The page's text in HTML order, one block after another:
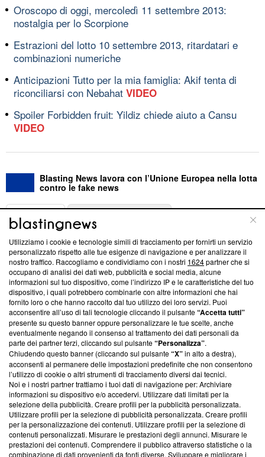
Oroscopo di oggi, mercoledì 11 settembre 2013:
nostalgia per lo Scorpione
Estrazioni del lotto 10 settembre 2013, ritardatari e
combinazioni numeriche
Anticipazioni Tutto per la mia famiglia: Akif tenta di
riconciliarsi con Nebahat VIDEO
Spoiler Forbidden fruit: Yildiz chiede aiuto a Cansu
VIDEO
Blasting News lavora con l’Unione Europea nella lotta
contro le fake news
ABOUT
Questa sezione offre informazioni trasparenti su Blasting
News, sui nostri processi editoriali e su come ci impegniamo a
creare news di qualità. Inoltre, afferma la nostra aderenza a
‘Trust Project - News with Integrity’Blasting News non è
ancora membro del programma, ma ha richiesto di farne
parte; Trust Project non ha ancora effettuato una verifica di
conformità agli standard.
Su di noi
Team editoriale
Corporate
Redazione
Informativa Privacy
Cookie Policy
Utilizziamo i cookie e tecnologie simili di tracciamento per fornirti un servizio
personalizzato rispetto alle tue esigenze di navigazione e per analizzare il
nostro traffico. Raccogliamo e condividiamo con i nostri 1624partner che si
occupano di analisi dei dati web, pubblicità e social media, alcune
informazioni sul tuo dispositivo, come l’indirizzo IP e le caratteristiche del tuo
dispositivo, i quali potrebbero combinarle con altre informazioni che hai
fornito loro o che hanno raccolto dal tuo utilizzo dei loro servizi. Puoi
acconsentire all’uso di tali tecnologie cliccando il pulsante“Accetta tutti”
presente su questo banner oppure personalizzare le tue scelte, anche
eventualmente negando il consenso al trattamento dei dati personali da
parte dei partner terzi, cliccando sul pulsante“Personalizza”.
Chiudendo questo banner (cliccando sul pulsante“X”in alto a destra),
acconsenti al permanere delle impostazioni predefinite che non consentono
l’utilizzo di cookie o altri strumenti di tracciamento diversi dai tecnici.
Noi e i nostri partner trattiamo i tuoi dati di navigazione per: Archiviare
informazioni su dispositivo e/o accedervi. Utilizzare dati limitati per la
selezione della pubblicità. Creare profili per la pubblicità personalizzata.
Utilizzare profili per la selezione di pubblicità personalizzata. Creare profili
per la personalizzazione dei contenuti. Utilizzare profili per la selezione di
contenuti personalizzati. Misurare le prestazioni degli annunci. Misurare le
prestazioni dei contenuti. Comprendere il pubblico attraverso statistiche o la
combinazione di dati provenienti da fonti diverse. Sviluppare e migliorare i